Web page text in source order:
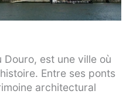
est une ville où
Entre ses ponts
architectural